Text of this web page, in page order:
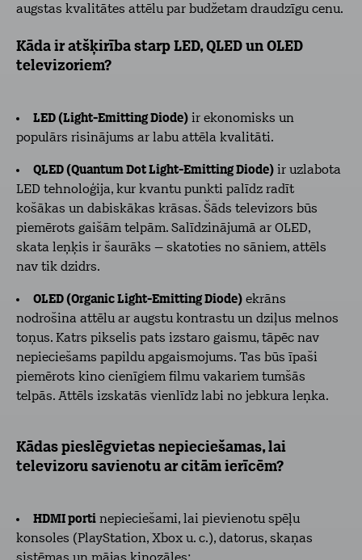
augstas kvalitātes attēlu par budžetam draudzīgu cenu.
Kāda ir atšķirība starp LED, QLED un OLED
televizoriem?
LED (Light-Emitting Diode) ir ekonomisks un
populārs risinājums ar labu attēla kvalitāti.
QLED (Quantum Dot Light-Emitting Diode) ir uzlabota
LED tehnoloģija, kur kvantu punkti palīdz radīt
košākas un dabiskākas krāsas. Šāds televizors būs
piemērots gaišām telpām. Salīdzinājumā ar OLED,
skata leņķis ir šaurāks – skatoties no sāniem, attēls
nav tik dzidrs.
OLED (Organic Light-Emitting Diode) ekrāns
nodrošina attēlu ar augstu kontrastu un dziļus melnos
toņus. Katrs pikselis pats izstaro gaismu, tāpēc nav
nepieciešams papildu apgaismojums. Tas būs īpaši
piemērots kino cienīgiem filmu vakariem tumšās
telpās. Attēls izskatās vienlīdz labi no jebkura leņka.
Kādas pieslēgvietas nepieciešamas, lai
televizoru savienotu ar citām ierīcēm?
HDMI porti nepieciešami, lai pievienotu spēļu
konsoles (PlayStation, Xbox u. c.), datorus, skaņas